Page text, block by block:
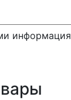
информация